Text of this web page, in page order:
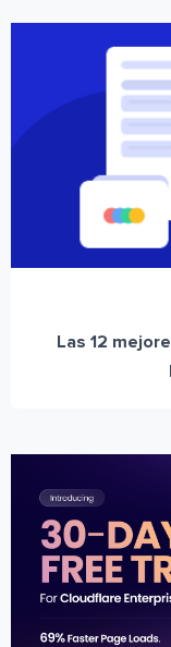
Las 12